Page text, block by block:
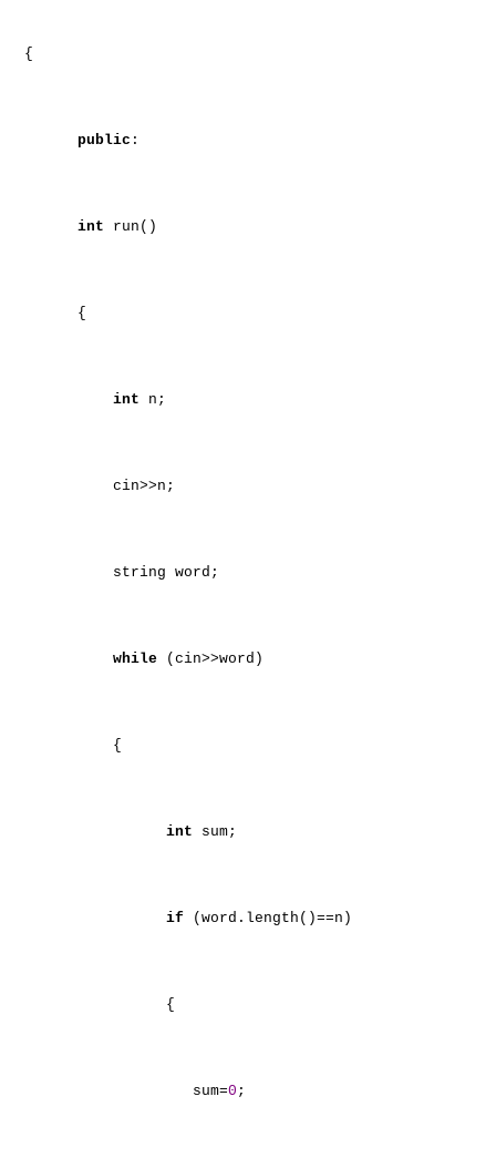
{
public :
int run()
{
int n;
cin>>n;
string word;
while (cin>>word)
{
int sum;
if (word.length()==n)
{
sum=0 ;